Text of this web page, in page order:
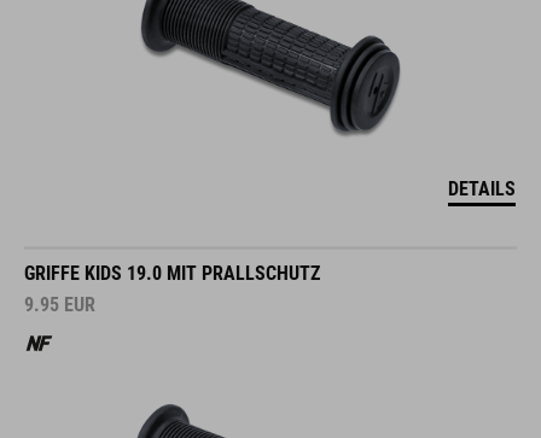
DETAILS
GRIFFE KIDS 19.0 MIT PRALLSCHUTZ
9.95 EUR